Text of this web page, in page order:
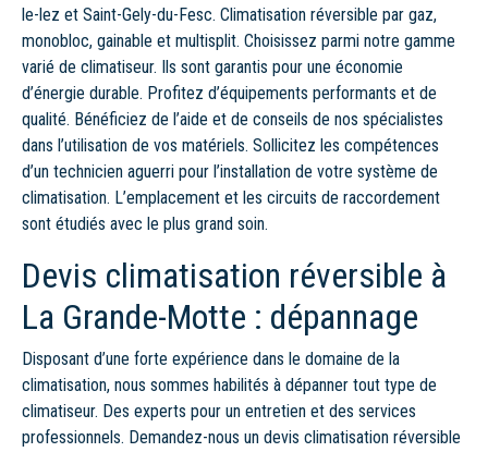
le-lez et Saint-Gely-du-Fesc. Climatisation réversible par gaz,
monobloc, gainable et multisplit. Choisissez parmi notre gamme
varié de climatiseur. Ils sont garantis pour une économie
d’énergie durable. Profitez d’équipements performants et de
qualité. Bénéficiez de l’aide et de conseils de nos spécialistes
dans l’utilisation de vos matériels. Sollicitez les compétences
d’un technicien aguerri pour l’installation de votre système de
climatisation. L’emplacement et les circuits de raccordement
sont étudiés avec le plus grand soin.
Devis climatisation réversible à
La Grande-Motte : dépannage
Disposant d’une forte expérience dans le domaine de la
climatisation, nous sommes habilités à dépanner tout type de
climatiseur. Des experts pour un entretien et des services
professionnels. Demandez-nous un devis climatisation réversible